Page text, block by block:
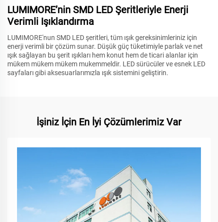
LUMIMORE’nin SMD LED Şeritleriyle Enerji
Verimli Işıklandırma
LUMIMORE'nun SMD LED şeritleri, tüm ışık gereksinimleriniz için
enerji verimli bir çözüm sunar. Düşük güç tüketimiyle parlak ve net
ışık sağlayan bu şerit ışıkları hem konut hem de ticari alanlar için
mükem mükem mükem mukemmeldir. LED sürücüler ve esnek LED
sayfaları gibi aksesuarlarımızla ışık sistemini geliştirin.
İşiniz İçin En İyi Çözümlerimiz Var